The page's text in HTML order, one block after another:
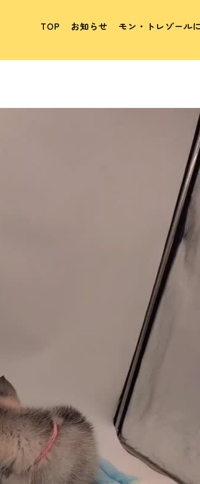
TOP お知らせ モン・トレゾール